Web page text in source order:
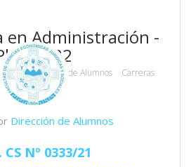
en Administración -
2022
porDirección de Alumnos
Carreras
65847 Visitas
Dirección de Alumnos
CS Nº 0333/21